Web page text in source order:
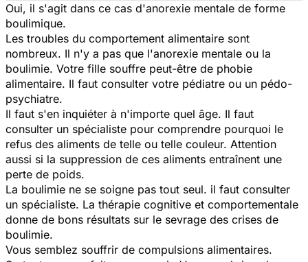
Oui, il s'agit dans ce cas d'anorexie mentale de forme
boulimique.
Les troubles du comportement alimentaire sont
nombreux. Il n'y a pas que l'anorexie mentale ou la
boulimie. Votre fille souffre peut-être de phobie
alimentaire. Il faut consulter votre pédiatre ou un pédo-
psychiatre.
Il faut s'en inquiéter à n'importe quel âge. Il faut
consulter un spécialiste pour comprendre pourquoi le
refus des aliments de telle ou telle couleur. Attention
aussi si la suppression de ces aliments entraînent une
perte de poids.
La boulimie ne se soigne pas tout seul. il faut consulter
un spécialiste. La thérapie cognitive et comportementale
donne de bons résultats sur le sevrage des crises de
boulimie.
Vous semblez souffrir de compulsions alimentaires.